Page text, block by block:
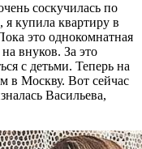
соскучилась по
купила квартиру в
это однокомнатная
внуков. За это
с детьми. Теперь на
в Москву. Вот сейчас
Васильева,